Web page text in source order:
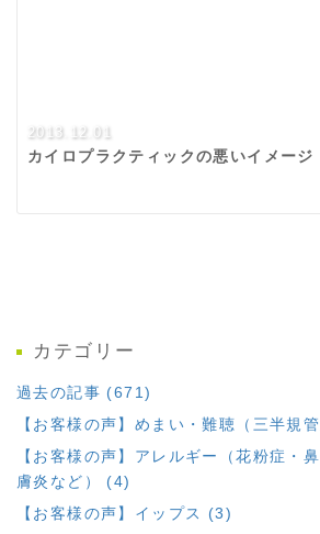
2013.12.01
カイロプラクティックの悪いイメージ
カテゴリー
過去の記事 (671)
【お客様の声】めまい・難聴（三半規
【お客様の声】アレルギー（花粉症・
膚炎など） (4)
【お客様の声】イップス (3)